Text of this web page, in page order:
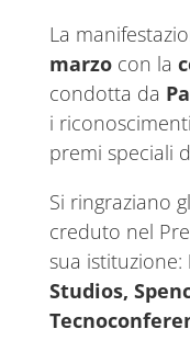
La
marzocon la
condotta da
i
premi speciali
Si ringraziano
creduto nel
sua istituzione:
Studios,